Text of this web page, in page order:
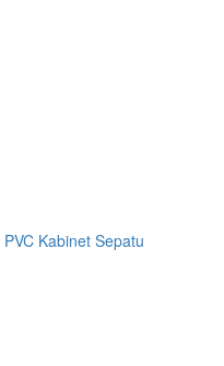
PVC Kabinet Sepatu